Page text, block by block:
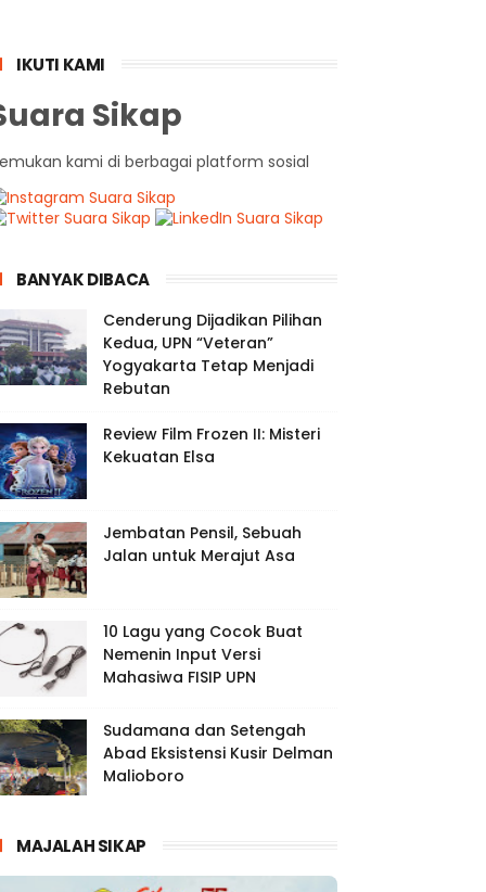
IKUTI KAMI
Sikap
kami di berbagai platform sosial
BANYAK DIBACA
Cenderung Dijadikan Pilihan
Kedua, UPN “Veteran”
Yogyakarta Tetap Menjadi
Rebutan
Review Film Frozen II: Misteri
Kekuatan Elsa
Jembatan Pensil, Sebuah
Jalan untuk Merajut Asa
10 Lagu yang Cocok Buat
Nemenin Input Versi
Mahasiwa FISIP UPN
Sudamana dan Setengah
Abad Eksistensi Kusir Delman
Malioboro
MAJALAH SIKAP